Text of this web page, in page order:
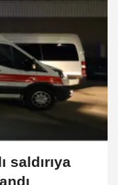
saldırıya